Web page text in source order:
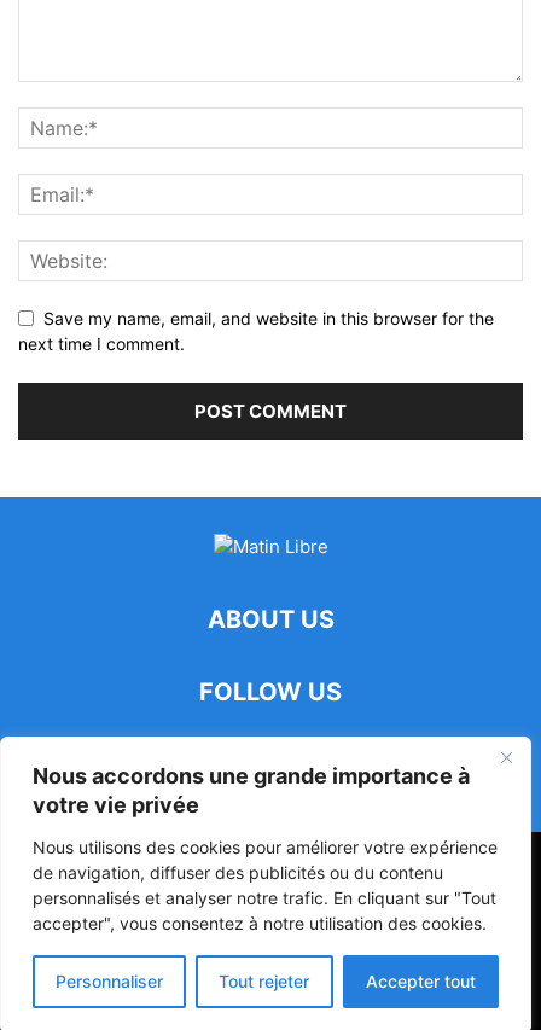
Nous accordons une grande importance à
votre vie privée
Nous utilisons des cookies pour améliorer votre expérience
de navigation, diffuser des publicités ou du contenu
personnalisés et analyser notre trafic. En cliquant sur "Tout
accepter", vous consentez à notre utilisation des cookies.
Personnaliser Tout rejeter Accepter tout
Save my name, email, and website in this browser for the
next time I comment.
ABOUT US
FOLLOW US
47ᵉ Assemblée Mondiale sur la Protection de la Vie Privée: Me
Luciano Hounkponou représente le Bénin à Séoul